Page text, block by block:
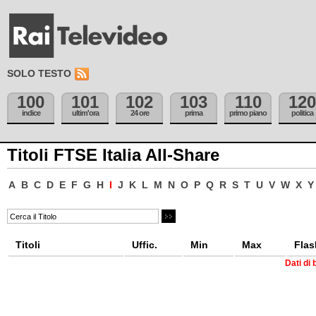
SOLO TESTO
100
indice
101
ultim'ora
102
24 ore
103
prima
110
primo piano
120
politica
Titoli FTSE Italia All-Share
A B C D E F G H I J K L M N O P Q R S T U V W X Y
Titoli Uffic. Min Max
Dati di